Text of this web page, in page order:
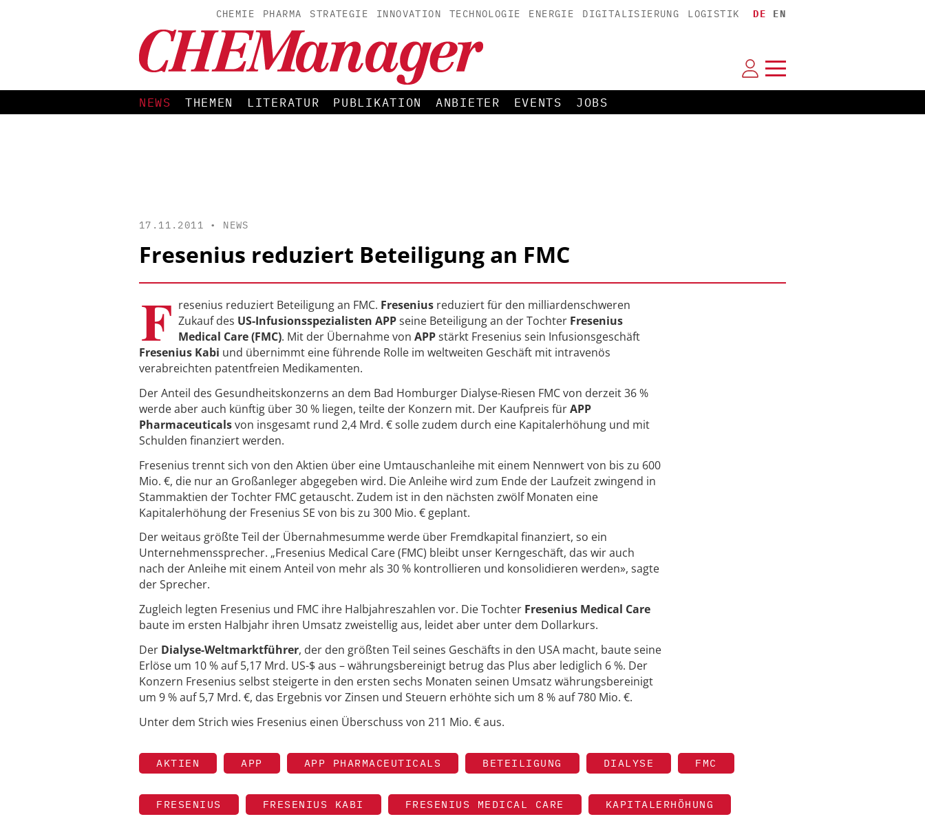
CHEMIE PHARMA STRATEGIE INNOVATION TECHNOLOGIE ENERGIE DIGITALISIERUNG LOGISTIK DE EN
NEWS THEMEN LITERATUR PUBLIKATION ANBIETER EVENTS JOBS
17.11.2011 • NEWS
Fresenius reduziert Beteiligung an FMC
F resenius reduziert Beteiligung an FMC. Fresenius reduziert für den milliardenschweren
Zukauf des US-Infusionsspezialisten APPseine Beteiligung an der Tochter Fresenius
Medical Care (FMC). Mit der Übernahme von APPstärkt Fresenius sein Infusionsgeschäft
Fresenius Kabi und übernimmt eine führende Rolle im weltweiten Geschäft mit intravenös
verabreichten patentfreien Medikamenten.
Der Anteil des Gesundheitskonzerns an dem Bad Homburger Dialyse-Riesen FMC von derzeit 36 %
werde aber auch künftig über 30 % liegen, teilte der Konzern mit. Der Kaufpreis fürAPP
Pharmaceuticalsvon insgesamt rund 2,4 Mrd. € solle zudem durch eine Kapitalerhöhung und mit
Schulden finanziert werden.
Fresenius trennt sich von den Aktien über eine Umtauschanleihe mit einem Nennwert von bis zu 600
Mio. €, die nur an Großanleger abgegeben wird. Die Anleihe wird zum Ende der Laufzeit zwingend in
Stammaktien der Tochter FMC getauscht. Zudem ist in den nächsten zwölf Monaten eine
Kapitalerhöhung der Fresenius SE von bis zu 300 Mio. € geplant.
Der weitaus größte Teil der Übernahmesumme werde über Fremdkapital finanziert, so ein
Unternehmenssprecher. „Fresenius Medical Care (FMC) bleibt unser Kerngeschäft, das wir auch
nach der Anleihe mit einem Anteil von mehr als 30 % kontrollieren und konsolidieren werden», sagte
der Sprecher.
Zugleich legten Fresenius und FMC ihre Halbjahreszahlen vor. Die Tochter Fresenius Medical Care
baute im ersten Halbjahr ihren Umsatz zweistellig aus, leidet aber unter dem Dollarkurs.
Der Dialyse-Weltmarktführer, der den größten Teil seines Geschäfts in den USA macht, baute seine
Erlöse um 10 % auf 5,17 Mrd. US-$ aus – währungsbereinigt betrug das Plus aber lediglich 6 %. Der
Konzern Fresenius selbst steigerte in den ersten sechs Monaten seinen Umsatz währungsbereinigt
um 9 % auf 5,7 Mrd. €, das Ergebnis vor Zinsen und Steuern erhöhte sich um 8 % auf 780 Mio. €.
Unter dem Strich wies Fresenius einen Überschuss von 211 Mio. € aus.
AKTIEN APP APP PHARMACEUTICALS BETEILIGUNG DIALYSE FMC
FRESENIUS FRESENIUS KABI FRESENIUS MEDICAL CARE KAPITALERHÖHUNG